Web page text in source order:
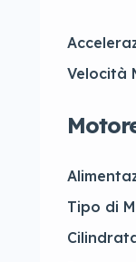
Velocità
Tipo di